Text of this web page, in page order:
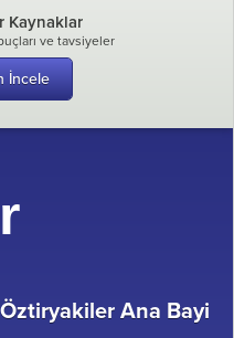
Kaynaklar
ve tavsiyeler
İncele
Öztiryakiler Ana Bayi